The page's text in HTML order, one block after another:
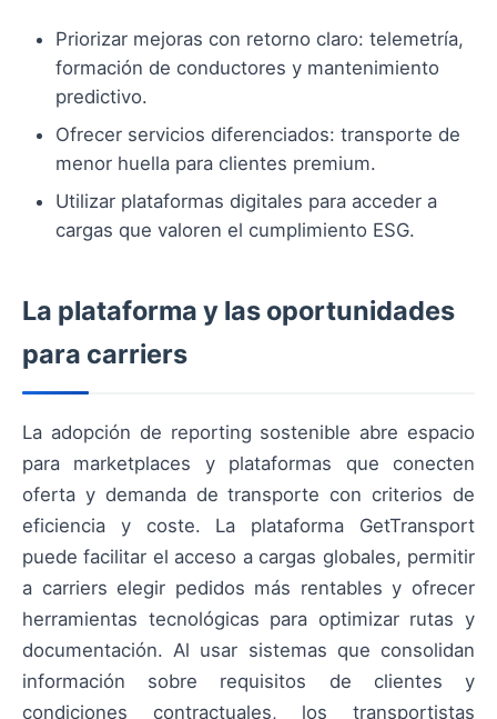
Priorizar mejoras con retorno claro: telemetría,
formación de conductores y mantenimiento
predictivo.
Ofrecer servicios diferenciados: transporte de
menor huella para clientes premium.
Utilizar plataformas digitales para acceder a
cargas que valoren el cumplimiento ESG.
La plataforma y las oportunidades
para carriers
La adopción de reporting sostenible abre espacio
para marketplaces y plataformas que conecten
oferta y demanda de transporte con criterios de
eficiencia y coste. La plataforma GetTransport
puede facilitar el acceso a cargas globales, permitir
a carriers elegir pedidos más rentables y ofrecer
herramientas tecnológicas para optimizar rutas y
documentación. Al usar sistemas que consolidan
información sobre requisitos de clientes y
condiciones contractuales, los transportistas